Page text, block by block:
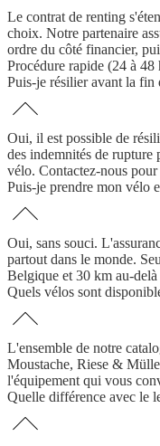
Le contrat de renting
choix. Notre partenaire
ordre du côté financier,
Procédure rapide (24 à
Puis-je résilier avant la fin
Oui, il est possible de
des indemnités de rupture
vélo. Contactez-nous
Puis-je prendre mon vélo
Oui, sans souci.
partout dans le monde.
Belgique et 30 km au-delà
Quels vélos sont
L'ensemble de notre
Moustache, Riese &
l'équipement qui vous
Quelle différence avec le